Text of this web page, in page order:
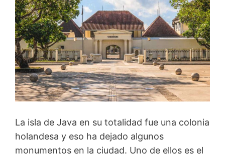
La isla de Java en su totalidad fue una colonia
holandesa y eso ha dejado algunos
monumentos en la ciudad. Uno de ellos es el